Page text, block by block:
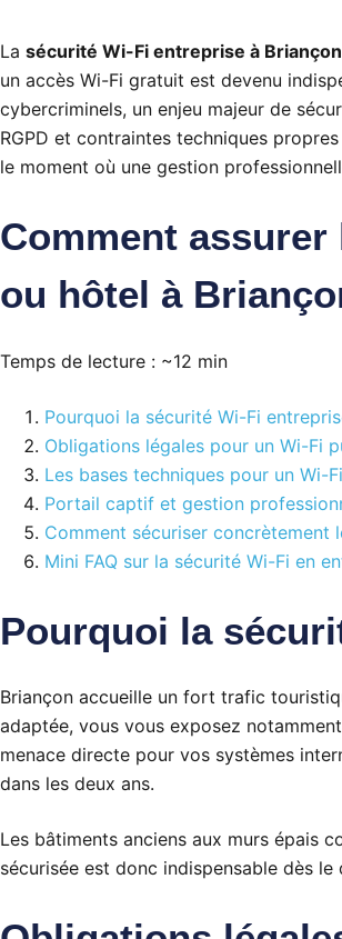
La sécurité Wi-Fi entreprise à
un accès Wi-Fi gratuit est devenu
cybercriminels, un enjeu majeur de
RGPD et contraintes techniques
le moment où une gestion
Comment
ou hôtel à
Temps de lecture : ~12 min
Pourquoi la sécurité Wi-Fi
Obligations légales pour un Wi-Fi
Les bases techniques pour un Wi-
Portail captif et gestion
Comment sécuriser concrètement
Mini FAQ sur la sécurité Wi-Fi en
Pourquoi la
Briançon accueille un fort trafic
adaptée, vous vous exposez
menace directe pour vos systèmes
dans les deux ans.
Les bâtiments anciens aux murs épais
sécurisée est donc indispensable dès le